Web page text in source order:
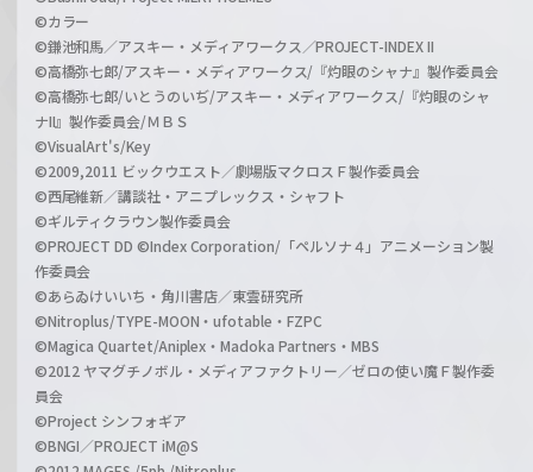
©カラー
©鎌池和馬／アスキー・メディアワークス／PROJECT-INDEX II
©高橋弥七郎/アスキー・メディアワークス/『灼眼のシャナ』製作委員会
©高橋弥七郎/いとうのいぢ/アスキー・メディアワークス/『灼眼のシャ
ナII』製作委員会/ＭＢＳ
©VisualArt's/Key
©2009,2011 ビックウエスト／劇場版マクロスＦ製作委員会
©西尾維新／講談社・アニプレックス・シャフト
©ギルティクラウン製作委員会
©PROJECT DD ©Index Corporation/「ペルソナ４」アニメーション製
作委員会
©あらゐけいいち・角川書店／東雲研究所
©Nitroplus/TYPE-MOON・ufotable・FZPC
©Magica Quartet/Aniplex・Madoka Partners・MBS
©2012 ヤマグチノボル・メディアファクトリー／ゼロの使い魔Ｆ製作委
員会
©Project シンフォギア
©BNGI／PROJECT iM@S